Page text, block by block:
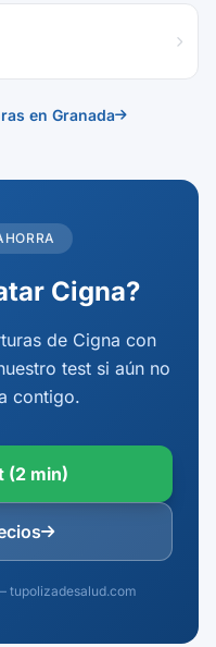
en Granada
Cigna?
de Cigna con
test si aún no
contigo.
(2 min)
tupolizadesalud.com